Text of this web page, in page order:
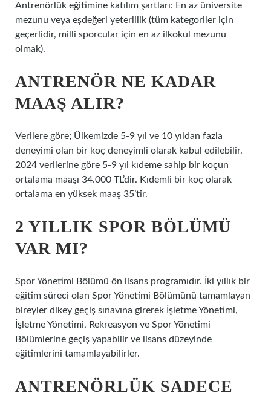
Antrenörlük eğitimine katılım şartları: En az üniversite
mezunu veya eşdeğeri yeterlilik (tüm kategoriler için
geçerlidir, milli sporcular için en az ilkokul mezunu
olmak).
ANTRENÖR NE KADAR
MAAŞ ALIR?
Verilere göre; Ülkemizde 5-9 yıl ve 10 yıldan fazla
deneyimi olan bir koç deneyimli olarak kabul edilebilir.
2024 verilerine göre 5-9 yıl kıdeme sahip bir koçun
ortalama maaşı 34.000 TL’dir. Kıdemli bir koç olarak
ortalama en yüksek maaş 35’tir.
2 YILLIK SPOR BÖLÜMÜ
VAR MI?
Spor Yönetimi Bölümü ön lisans programıdır. İki yıllık bir
eğitim süreci olan Spor Yönetimi Bölümünü tamamlayan
bireyler dikey geçiş sınavına girerek İşletme Yönetimi,
İşletme Yönetimi, Rekreasyon ve Spor Yönetimi
Bölümlerine geçiş yapabilir ve lisans düzeyinde
eğitimlerini tamamlayabilirler.
ANTRENÖRLÜK SADECE